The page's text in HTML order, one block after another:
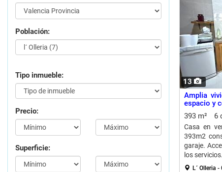
Población:
Tipo inmueble:
Precio:
Superficie:
13
Amplia
espacio y
393 m²
6
Casa en
393m2
garaje.
los servicios.
L´ Olleria